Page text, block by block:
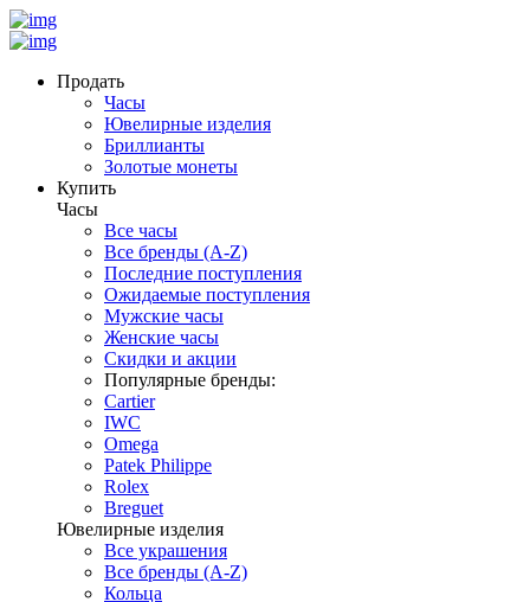
Продать
Часы
Ювелирные изделия
Бриллианты
Золотые монеты
Купить
Часы
Все часы
Все бренды (A-Z)
Последние поступления
Ожидаемые поступления
Мужские часы
Женские часы
Скидки и акции
Популярные бренды:
Cartier
IWC
Omega
Patek Philippe
Rolex
Breguet
Ювелирные изделия
Все украшения
Все бренды (A-Z)
Кольца